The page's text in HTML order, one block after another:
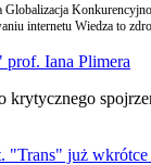
internetu Wiedza to
Iana Plimera
krytycznego
"Trans" już